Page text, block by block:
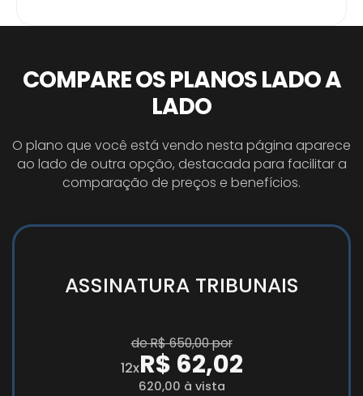
COMPARE OS PLANOS LADO A
LADO
O plano que você está vendo nesta página aparece
ao lado de outra opção, destacada para facilitar a
comparação de preços e benefícios.
ASSINATURA TRIBUNAIS
de R$ 650,00 por
12xR$ 62,02
620,00 à vista